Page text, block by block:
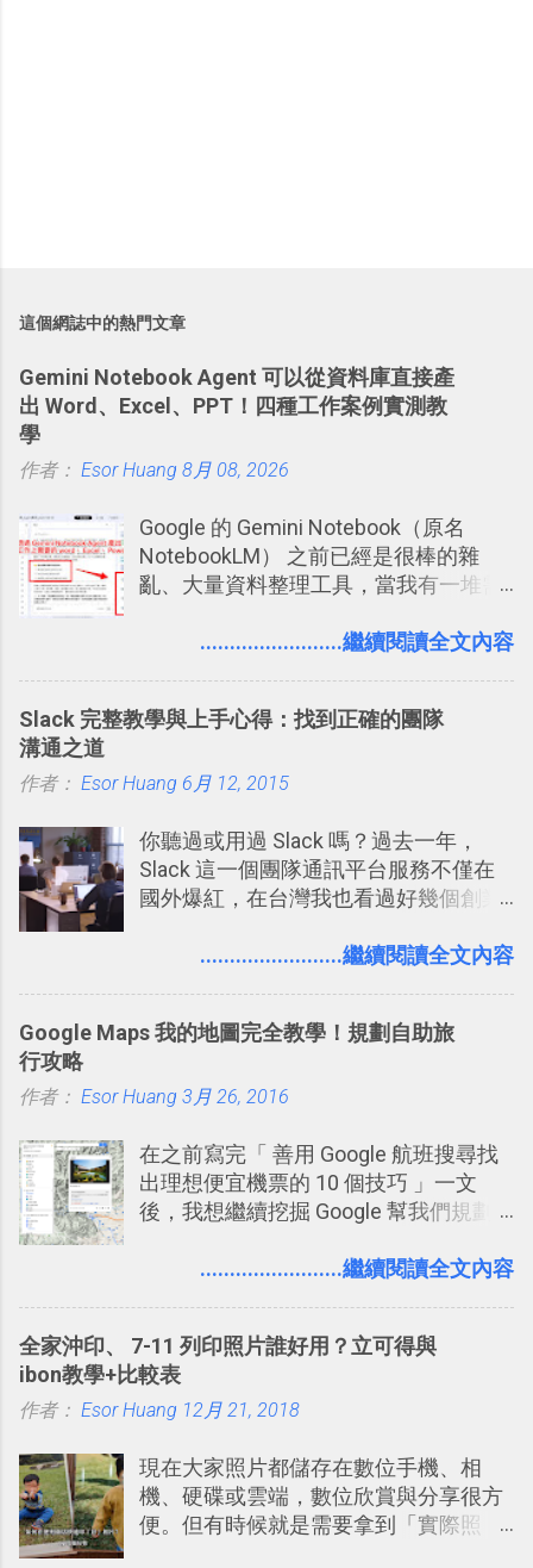
這個網誌中的熱門文章
Gemini Notebook Agent 可以從資料庫直接產
出 Word、Excel、PPT！四種工作案例實測教
學
作者： Esor Huang 8月 08, 2026
Google 的 Gemini Notebook（原名
NotebookLM） 之前已經是很棒的雜
亂、大量資料整理工具，當我有一堆需
量格式不一的混亂工作文件需要彙整，
Codex 這樣的 AI 工作作進階處理。
........................繼續閱讀全文內容
Slack 完整教學與上手心得：找到正確的團隊
溝通之道
作者： Esor Huang 6月 12, 2015
你聽過或用過 Slack 嗎？過去一年，
Slack 這一個團隊通訊平台服務不僅在
國外爆紅，在台灣我也看過好幾個創業
理，到底 Slack 有什麼魅力？它是不是
有機會在一個專案合作中使用了 Slack
點： 1. 「 很有趣 」： Slack 裡擁有跟
聊天打屁、傳送有趣影音圖文的功能。
2. 「 有效率 」：但是 Slack 的頻道、群
組機制讓茶水間的聊天，不會干擾工作
事可以從聊天中記錄重點。 3. 「 有彈性
的軟體則讓同事可以在任何地方和公司
保持聯繫。 如果你需要中文版的同類平
台，可以參考： JANDI 高效率團隊通訊
戶 。 2017/3 新增 ： Sortd for Slack：
改造 Slack 討論串介面變成專案任務排
程看板
........................繼續閱讀全文內容
Google Maps 我的地圖完全教學！規劃自助旅
行攻略
作者： Esor Huang 3月 26, 2016
在之前寫完「 善用 Google 航班搜尋找
出理想便宜機票的 10 個技巧 」一文
後，我想繼續挖掘 Google 幫我們規劃
入的來聊聊 Google 的「我的地圖」服
線，對商務需求來說可以打造出一張一
張資料地圖（例如我之前在製作一本新
書時建立的「 台灣推薦空拍地點地圖
規劃自助旅行路線！ Google 「我的地
圖」在規劃自助旅行路線時可以解決許
多問題： 國外地點名稱地址常常難懂，
........................繼續閱讀全文內容
全家沖印、 7-11 列印照片誰好用？立可得與
ibon教學+比較表
作者： Esor Huang 12月 21, 2018
現在大家照片都儲存在數位手機、相
機、硬碟或雲端，數位欣賞與分享很方
便。但有時候就是需要拿到「實際照